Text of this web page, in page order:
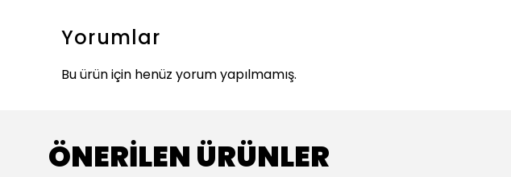
Yorumlar
Bu ürün için henüz yorum yapılmamış.
ÖNERİLEN ÜRÜNLER